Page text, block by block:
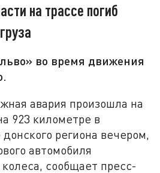
на трассе погиб
во время движения
авария произошла на
923 километре в
региона вечером,
автомобиля
сообщает пресс-